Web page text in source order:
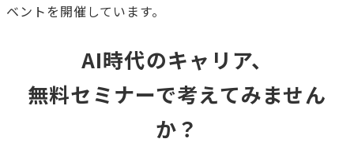
ベントを開催しています。
AI時代のキャリア、
無料セミナーで考えてみません
か？